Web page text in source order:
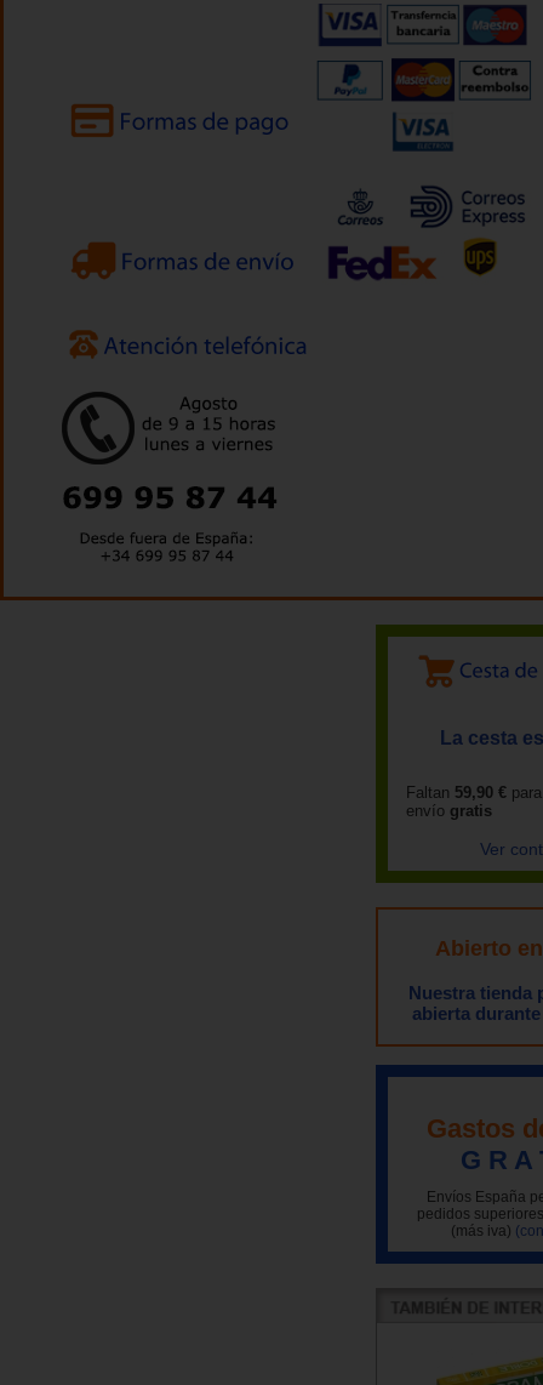
La cesta
Faltan 59,90 €
envío gratis
Ver
Abierto
Nuestra tienda
abierta
Gastos
G R A
Envíos España
pedidos
(más iva)